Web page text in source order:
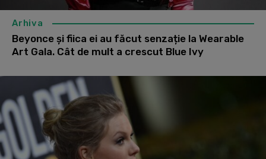
Arhiva
Beyonce și fiica ei au făcut senzație la Wearable
Art Gala. Cât de mult a crescut Blue Ivy